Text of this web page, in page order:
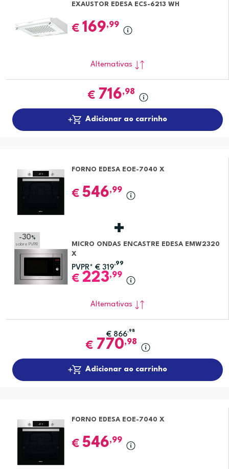
EXAUSTOR EDESA ECS-6213 WH
€ 169,99
Alternativas
€ 716,98
Adicionar ao carrinho
FORNO EDESA EOE-7040 X
€ 546,99
-30 %
sobre PVPR
MICRO ONDAS ENCASTRE EDESA EMW2320
X
PVPR* € 319
,99
€ 223,99
Alternativas
€ 866,98
€ 770,98
Adicionar ao carrinho
FORNO EDESA EOE-7040 X
€ 546,99